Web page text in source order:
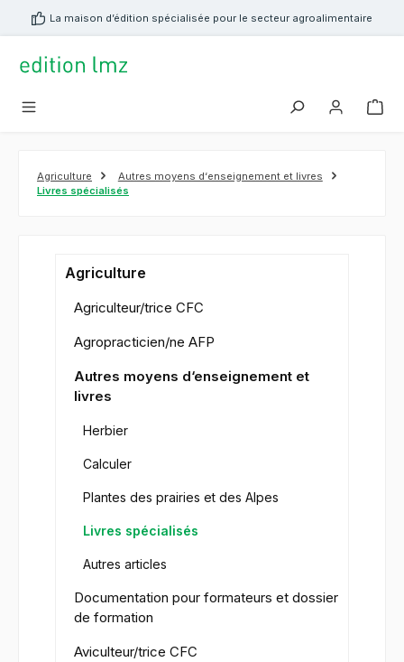
principal
La maison d’édition spécialisée pour le secteur agroalimentaire
Agriculture
Autres moyens d‘enseignement et livres
Livres spécialisés
Agriculture
Agriculteur/trice CFC
Agropracticien/ne AFP
Autres moyens d‘enseignement et
livres
Herbier
Calculer
Plantes des prairies et des Alpes
Livres spécialisés
Autres articles
Documentation pour formateurs et dossier
de formation
Aviculteur/trice CFC